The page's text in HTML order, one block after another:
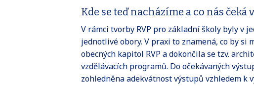
Kde se teď nacházíme a co nás
V rámci tvorby RVP pro základní školy byly v
jednotlivé obory. V praxi to znamená, co by
obecných kapitol RVP a dokončila se tzv.
vzdělávacích programů. Do očekávaných
zohledněna adekvátnost výstupů vzhledem k